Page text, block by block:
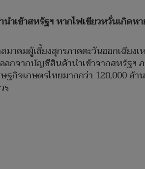
ำเข้าสหรัฐฯ หากไฟเขียวหวั่นเกิด
คมผู้เลี้ยงสุกรภาคตะวันออกเฉียงเ
กจากบัญชีสินค้านำเข้าจากสหรัฐฯ
ฐกิจเกษตรไทยมากกว่า 120,000
ร